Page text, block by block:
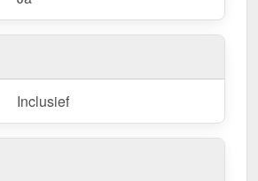
Inclusief